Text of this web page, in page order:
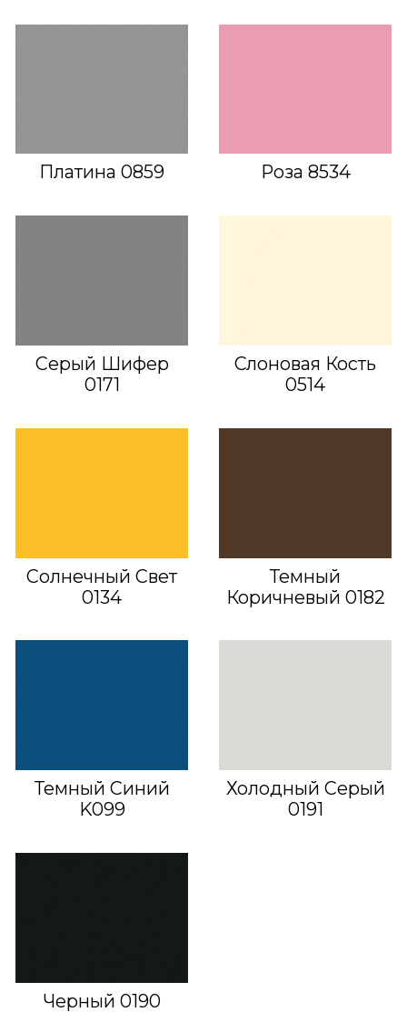
Платина 0859 Роза 8534
Серый Шифер
0171
Слоновая Кость
0514
Солнечный Свет
0134
Темный
Коричневый 0182
Темный Синий
K099
Холодный Серый
0191
Черный 0190